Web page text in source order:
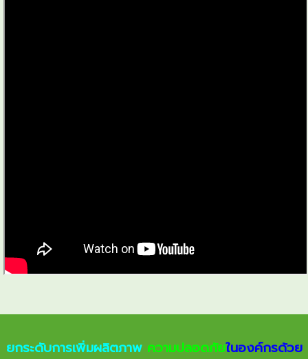
ยกระดับการเพิ่มผลิตภาพความปลอดภัยในองค์กรด้วย